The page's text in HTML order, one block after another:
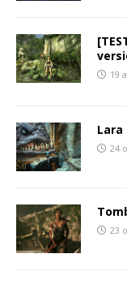
19
24
23